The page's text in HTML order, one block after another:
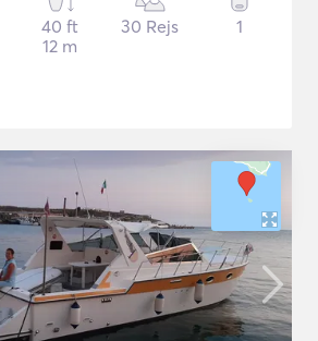
40 ft
12 m
30 Rejs 1